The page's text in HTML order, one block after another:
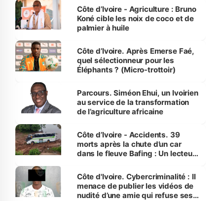
Côte d’Ivoire - Agriculture : Bruno
Koné cible les noix de coco et de
palmier à huile
Côte d’Ivoire. Après Emerse Faé,
quel sélectionneur pour les
Éléphants ? (Micro-trottoir)
Parcours. Siméon Ehui, un Ivoirien
au service de la transformation
de l’agriculture africaine
Côte d’Ivoire - Accidents. 39
morts après la chute d’un car
dans le fleuve Bafing : Un lecteur
des Transports
Côte d'Ivoire. Cybercriminalité : Il
menace de publier les vidéos de
nudité d’une amie qui refuse ses